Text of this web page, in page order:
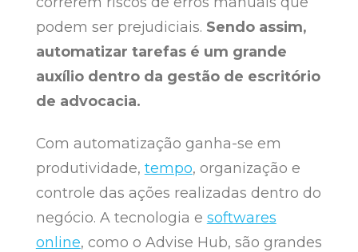
podem ser prejudiciais. Sendo assim,
automatizar tarefas é um grande
auxílio dentro da gestão de escritório
de advocacia.
Com automatização ganha-se em
produtividade, tempo, organização e
controle das ações realizadas dentro do
negócio. A tecnologia e softwares
online, como o Advise Hub, são grandes